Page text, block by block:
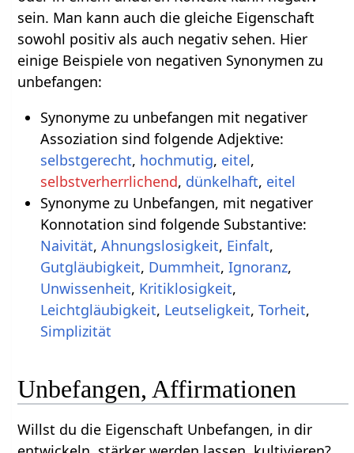
sein. Man kann auch die gleiche Eigenschaft
sowohl positiv als auch negativ sehen. Hier
einige Beispiele von negativen Synonymen zu
unbefangen:
Synonyme zu unbefangen mit negativer
Assoziation sind folgende Adjektive:
selbstgerecht, hochmutig, eitel,
selbstverherrlichend, dünkelhaft, eitel
Synonyme zu Unbefangen, mit negativer
Konnotation sind folgende Substantive:
Naivität, Ahnungslosigkeit, Einfalt,
Gutgläubigkeit, Dummheit, Ignoranz,
Unwissenheit, Kritiklosigkeit,
Leichtgläubigkeit, Leutseligkeit, Torheit,
Simplizität
Unbefangen, Affirmationen
Willst du die Eigenschaft Unbefangen, in dir